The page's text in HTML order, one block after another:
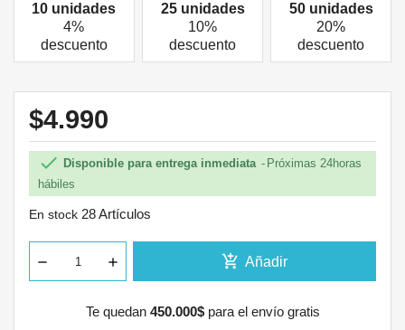
10 unidades
4%
descuento
25 unidades
10%
descuento
50 unidades
20%
descuento
$4.990
 Disponible para entrega inmediata
Próximas 24horas
hábiles
En stock 28 Artículos
add_shopping_cart Añadir
Te quedan 450.000$para el envío gratis